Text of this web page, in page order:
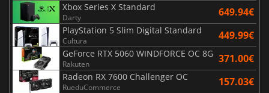
Xbox Series X Standard
Darty 649.94€
PlayStation 5 Slim Digital Standard
Cultura 449.99€
GeForce RTX 5060 WINDFORCE OC 8G
Rakuten 371.00€
Radeon RX 7600 Challenger OC
RueduCommerce 157.03€